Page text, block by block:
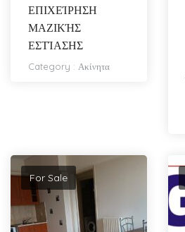
ΕΠΙΧΕΊΡΗΣΗ
ΜΑΖΙΚΉΣ
ΕΣΤΊΑΣΗΣ
Category : Ακίνητα
For Sale